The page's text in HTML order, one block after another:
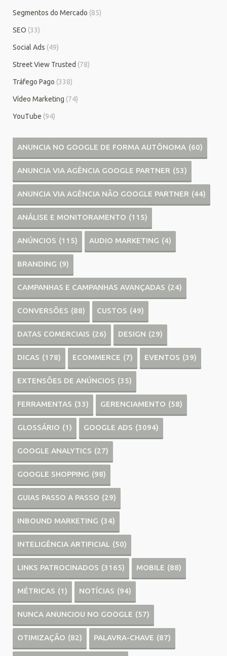
Segmentos do Mercado (85)
SEO (33)
Social Ads (49)
Street View Trusted (78)
Tráfego Pago (338)
Vídeo Marketing (74)
YouTube (94)
ANUNCIA NO GOOGLE DE FORMA AUTÔNOMA (60)
ANUNCIA VIA AGÊNCIA GOOGLE PARTNER (53)
ANUNCIA VIA AGÊNCIA NÃO GOOGLE PARTNER (44)
ANÁLISE E MONITORAMENTO (115)
ANÚNCIOS (115) AUDIO MARKETING (4)
BRANDING (9)
CAMPANHAS E CAMPANHAS AVANÇADAS (24)
CONVERSÕES (88) CUSTOS (49)
DATAS COMERCIAIS (26) DESIGN (29)
DICAS (178) ECOMMERCE (7) EVENTOS (39)
EXTENSÕES DE ANÚNCIOS (35)
FERRAMENTAS (33) GERENCIAMENTO (58)
GLOSSÁRIO (1) GOOGLE ADS (3094)
GOOGLE ANALYTICS (27)
GOOGLE SHOPPING (98)
GUIAS PASSO A PASSO (29)
INBOUND MARKETING (34)
INTELIGÊNCIA ARTIFICIAL (50)
LINKS PATROCINADOS (3165) MOBILE (88)
MÉTRICAS (1) NOTÍCIAS (94)
NUNCA ANUNCIOU NO GOOGLE (57)
OTIMIZAÇÃO (82) PALAVRA-CHAVE (87)